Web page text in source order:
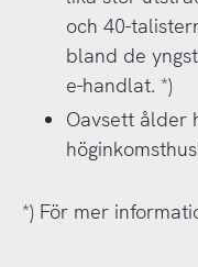
och 40-
bland de
e-handlat. *)
Oavsett ålder
*) För mer